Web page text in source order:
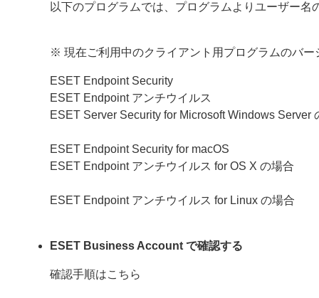
以下のプログラムでは、プログラムよりユーザー名
※ 現在ご利用中のクライアント用プログラムのバー
ESET Endpoint Security
ESET Endpoint アンチウイルス
ESET Server Security for Microsoft Windows Server
ESET Endpoint Security for macOS
ESET Endpoint アンチウイルス for OS X の場合
ESET Endpoint アンチウイルス for Linux の場合
ESET Business Account で確認する
確認手順はこちら